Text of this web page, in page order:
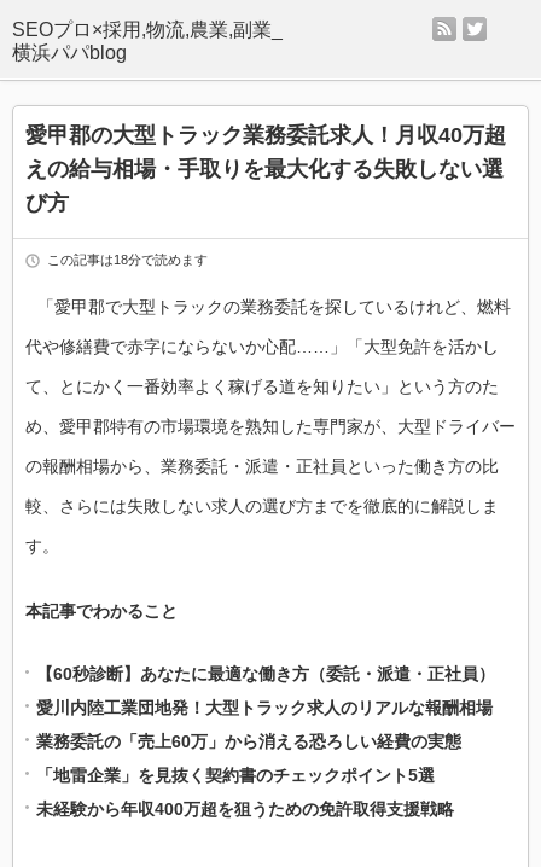
SEOプロ×採用,物流,農業,副業_
横浜パパblog
rss
愛甲郡の大型トラック業務委託求人！月収40万超
えの給与相場・手取りを最大化する失敗しない選
び方
この記事は18分で読めます
「愛甲郡で大型トラックの業務委託を探しているけれど、燃料
代や修繕費で赤字にならないか心配……」「大型免許を活かし
て、とにかく一番効率よく稼げる道を知りたい」という方のた
め、愛甲郡特有の市場環境を熟知した専門家が、大型ドライバー
の報酬相場から、業務委託・派遣・正社員といった働き方の比
較、さらには失敗しない求人の選び方までを徹底的に解説しま
す。
本記事でわかること
【60秒診断】あなたに最適な働き方（委託・派遣・正社員）
愛川内陸工業団地発！大型トラック求人のリアルな報酬相場
業務委託の「売上60万」から消える恐ろしい経費の実態
「地雷企業」を見抜く契約書のチェックポイント5選
未経験から年収400万超を狙うための免許取得支援戦略